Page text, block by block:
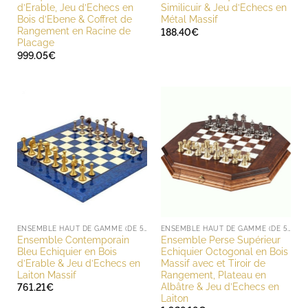
d’Erable, Jeu d’Echecs en
Bois d’Ebene & Coffret de
Rangement en Racine de
Placage
999.05€
Similicuir & Jeu d’Echecs en
Métal Massif
188.40€
Ensemble Contemporain
Bleu Echiquier en Bois
d’Erable & Jeu d’Echecs en
Laiton Massif
761.21€
Ensemble Perse Supérieur
Echiquier Octogonal en Bois
Massif avec et Tiroir de
Rangement, Plateau en
Albâtre & Jeu d’Echecs en
Laiton